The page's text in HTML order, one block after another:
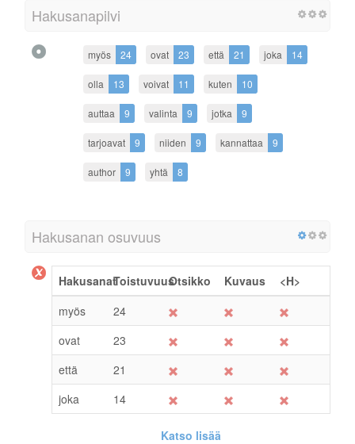
Hakusanapilvi
myös 24 ovat 23 että 21 joka 14
olla 13 voivat 11 kuten 10
auttaa 9 valinta 9 jotka 9
tarjoavat 9 niiden 9 kannattaa 9
author 9 yhtä 8
Hakusanan osuvuus
HakusanatToistuvuusOtsikko Kuvaus
<H>
myös
24
ovat
23
että
21
joka
14
Katso lisää